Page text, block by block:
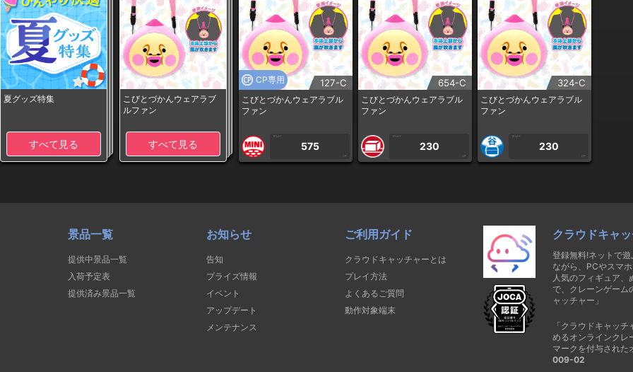
夏グッズ特集
すべて見る
こびとづかんウェアラブ
ルファン
すべて見る
CP専用 127-C
こびとづかんウェアラブル
ファン
1PLAY
575
CP
654-C
こびとづかんウェアラブル
ファン
1PLAY
230
CP
324-C
こびとづかんウェアラブル
ファン
1PLAY
230
CP
景品一覧
提供中景品一覧
入荷予定表
提供済み景品一覧
お知らせ
告知
プライズ情報
イベント
アップデート
メンテナンス
ご利用ガイド
クラウドキャッチャーとは
プレイ方法
よくあるご質問
動作対象端末
クラウドキャ
登録無料!ネットで
ながら、PCやスマ
人気のフィギュア
で、クレーンゲーム
ャッチャー」
「クラウドキャッ
めるオンラインクレ
マークを付与された
009-02